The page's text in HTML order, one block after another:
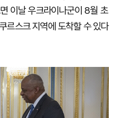
이날 우크라이나군이 8월 초
르스크 지역에 도착할 수 있다